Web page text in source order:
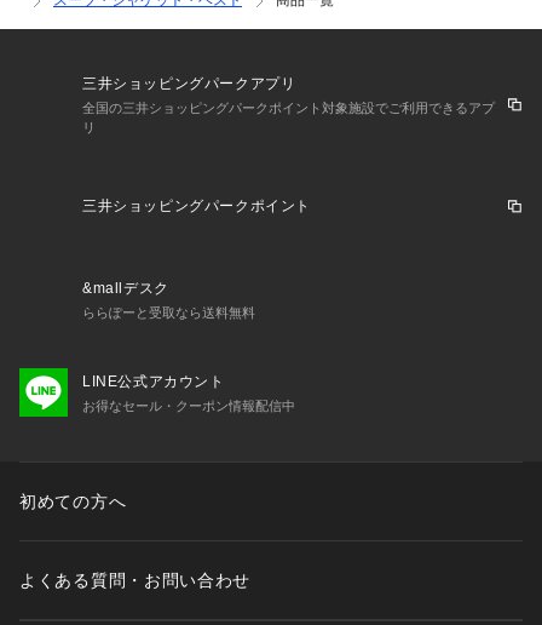
三井ショッピングパークアプリ
全国の三井ショッピングパークポイント対象施設でご利用できるアプ
リ
三井ショッピングパークポイント
&mallデスク
ららぽーと受取なら送料無料
LINE公式アカウント
お得なセール・クーポン情報配信中
初めての方へ
よくある質問・お問い合わせ